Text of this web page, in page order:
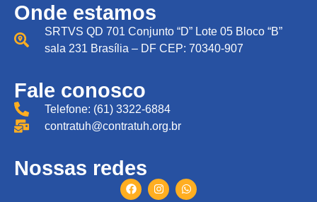
Onde estamos
SRTVS QD 701 Conjunto “D” Lote 05 Bloco “B”
sala 231 Brasília – DF CEP: 70340-907
Fale conosco
Telefone: (61) 3322-6884
contratuh@contratuh.org.br
Nossas redes